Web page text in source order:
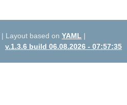
| Layout based on YAML |
v.1.3.6 build 06.08.2026 - 07:57:35